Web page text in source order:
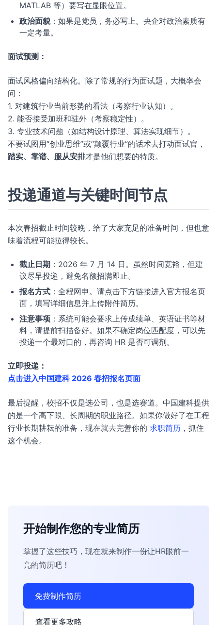
MATLAB 等）要写在显眼位置。
政治面貌：如果是党员，务必写上。央企对政治素质有
一定考量。
面试预测：
面试风格偏向结构化。除了常规的行为面试题，大概率会
问：
1. 对建筑行业当前形势的看法（考察行业认知）。
2. 能否接受加班和驻外（考察稳定性）。
3. 专业技术问题（如结构设计原理、算法实现细节）。
不要试图用“创业思维”或“颠覆行业”的话术去打动面试官，
踏实、靠谱、服从安排才是他们想要的特质。
投递通道与关键时间节点
本次春招截止时间较晚，给了大家充足的准备时间，但也意
味着流程可能拉得较长。
截止日期 ：2026 年 7 月 14 日。虽然时间宽裕，但建
议尽早投递，避免名额招满即止。
报名方式 ：全程网申。请点击下方链接进入官方报名页
面，填写详细信息并上传附件简历。
注意事项 ：系统可能会要求上传成绩单、英语证书等材
料，请提前扫描备好。如果不确定岗位匹配度，可以先
投递一个最对口的，再咨询 HR 是否可调剂。
立即投递：
点击进入中国建科 2026 春招报名页面
最后提醒，校招不仅是选公司，也是选赛道。中国建科提供
的是一个高下限、长周期的职业路径。如果你做好了在工程
行业长期耕耘的准备，现在就去完善你的 求职简历 ，抓住
这个机会。
开始制作您的专业简历
掌握了这些技巧，现在就来制作一份让HR眼前一
亮的简历吧！
免费制作简历
查看更多攻略